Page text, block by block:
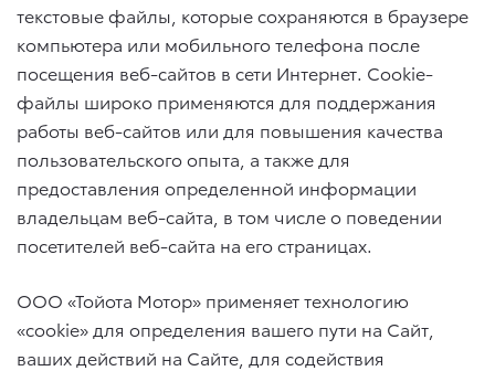
текстовые файлы, которые сохраняются в браузере
компьютера или мобильного телефона после
посещения веб-сайтов в сети Интернет. Cookie-
файлы широко применяются для поддержания
работы веб-сайтов или для повышения качества
пользовательского опыта, а также для
предоставления определенной информации
владельцам веб-сайта, в том числе о поведении
посетителей веб-сайта на его страницах.
ООО «Тойота Мотор» применяет технологию
«cookie» для определения вашего пути на Сайт,
ваших действий на Сайте, для содействия